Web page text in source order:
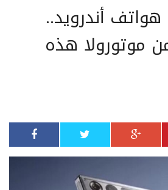
أندرويد..
موتورولا هذه